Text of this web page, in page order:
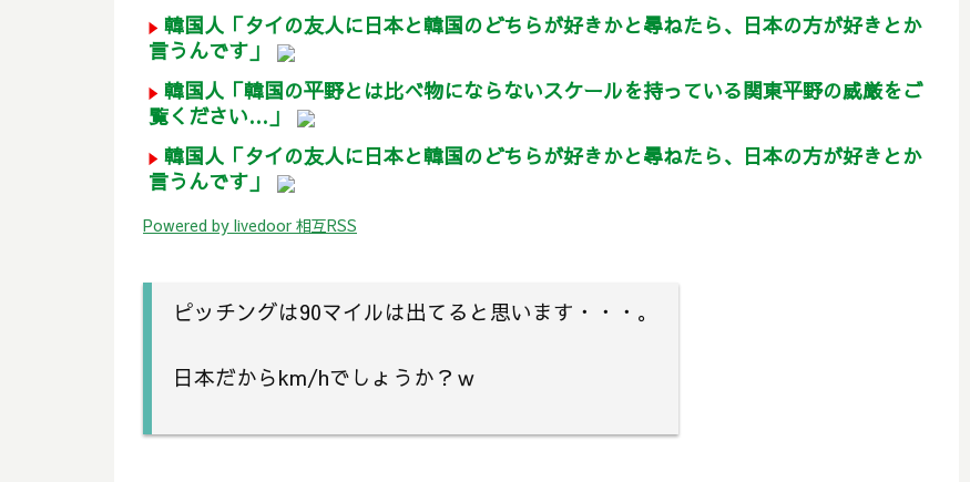
韓国人「タイの友人に日本と韓国のどちらが好きかと尋ねたら、日本の方が好きとか
言うんです」
韓国人「韓国の平野とは比べ物にならないスケールを持っている関東平野の威厳をご
覧ください…」
韓国人「タイの友人に日本と韓国のどちらが好きかと尋ねたら、日本の方が好きとか
言うんです」
Powered by livedoor 相互RSS
ピッチングは90マイルは出てると思います・・・。
日本だからkm/hでしょうか？ｗ